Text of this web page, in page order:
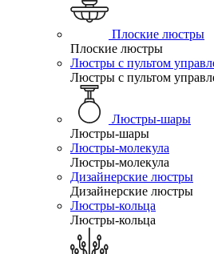
Плоские люстры
Плоские люстры
Люстры с пультом
Люстры с пультом
Люстры-шары
Люстры-шары
Люстры-молекула
Люстры-молекула
Дизайнерские люстры
Дизайнерские люстры
Люстры-кольца
Люстры-кольца